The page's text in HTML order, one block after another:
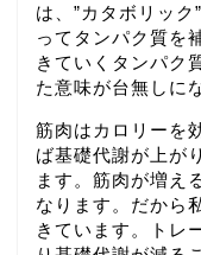
は、”カタボリッ
ってタンパク質を
きていくタンパク
た意味が台無しに
筋肉はカロリーを
ば基礎代謝が上が
ます。筋肉が増え
なります。だから
きています。トレ